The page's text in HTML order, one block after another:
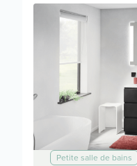
Petite salle de bains